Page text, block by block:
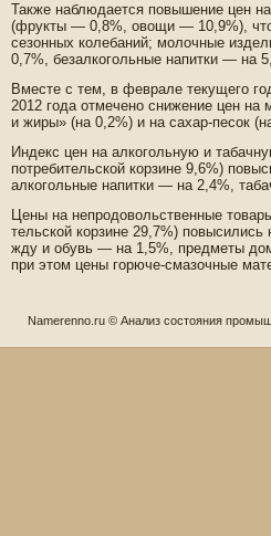
Также наблюдается повышение цен
(фрукты — 0,8%, овощи — 10,9%),
сезонных колебаний; молочные
0,7%, безалкогольные напитки — на
Вместе с тем, в феврале текущего
2012 года отмечено снижение цен на
и жиры» (на 0,2%) и на сахар-песок
Инде­кс цен на алкогольную и
потреби­тельской корзине 9,6%)
алкогольные напитки — на 2,4%,
Цены на непродовольстве­нные
тельской корзине 29,7%)
жду и обувь — на 1,5%, предметы
при этом цены горюче-смазочные
Namerenno.ru © Анализ сοстояния